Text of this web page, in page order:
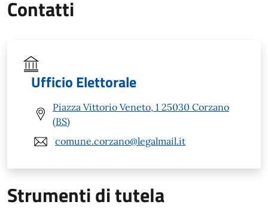
Contatti
Ufficio Elettorale
Piazza Vittorio Veneto, 1 25030 Corzano
(BS)
comune.corzano@legalmail.it
Strumenti di tutela